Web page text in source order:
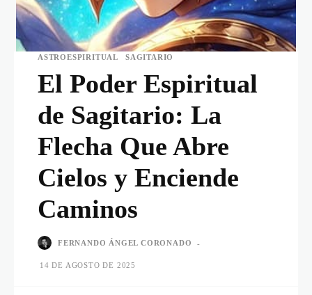
ASTROESPIRITUAL SAGITARIO
El Poder Espiritual
de Sagitario: La
Flecha Que Abre
Cielos y Enciende
Caminos
FERNANDO ÁNGEL CORONADO -
14 DE AGOSTO DE 2025